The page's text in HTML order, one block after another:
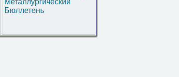
Металлургический
Бюллетень